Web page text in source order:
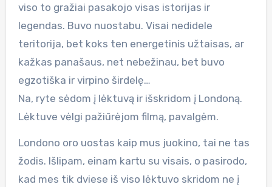
viso to gražiai pasakojo visas istorijas ir
legendas. Buvo nuostabu. Visai nedidele
teritorija, bet koks ten energetinis užtaisas, ar
kažkas panašaus, net nebežinau, bet buvo
egzotiška ir virpino širdelę…
Na, ryte sėdom į lėktuvą ir išskridom į Londoną.
Lėktuve vėlgi pažiūrėjom filmą, pavalgėm.
Londono oro uostas kaip mus juokino, tai ne tas
žodis. Išlipam, einam kartu su visais, o pasirodo,
kad mes tik dviese iš viso lėktuvo skridom ne į